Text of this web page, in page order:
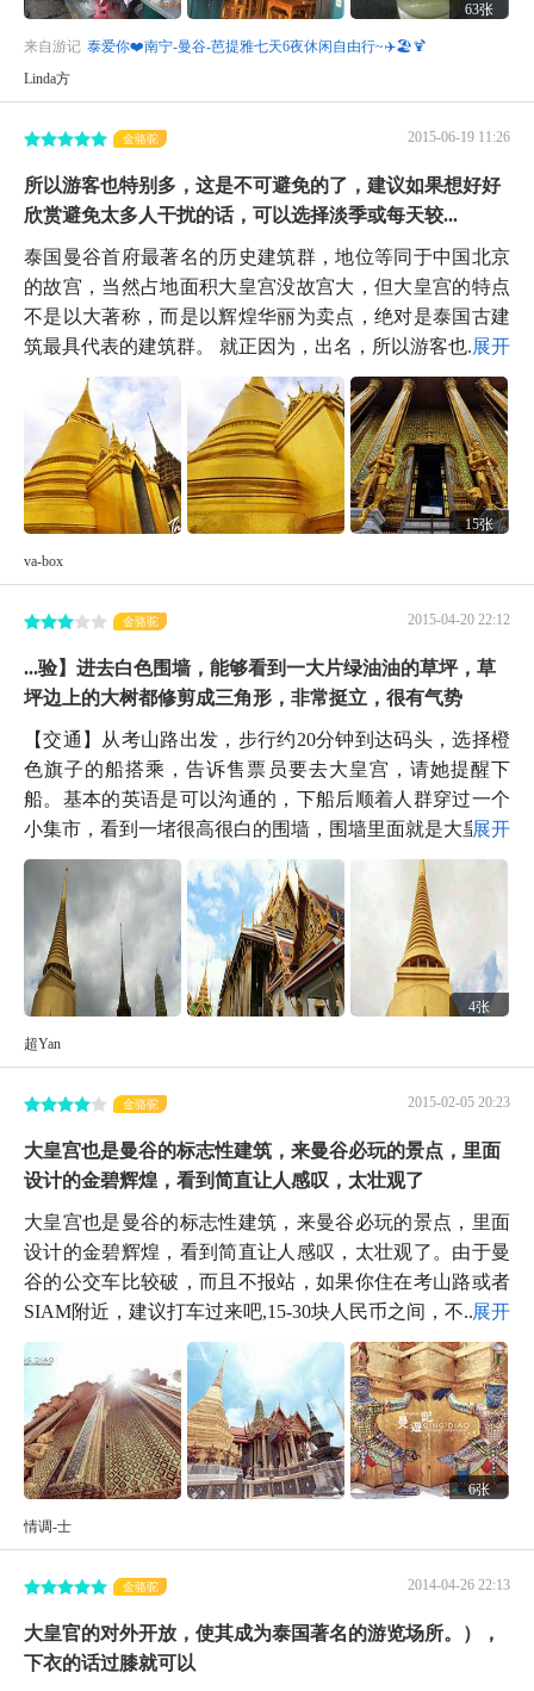
63张
来自游记 泰爱你❤️南宁-曼谷-芭提雅七天6夜休闲自由行~✈️🏖️🍹
Linda方
2015-06-19 11:26
金骆驼
所以游客也特别多，这是不可避免的了，建议如果想好好
欣赏避免太多人干扰的话，可以选择淡季或每天较...
泰国曼谷首府最著名的历史建筑群，地位等同于中国北京
的故宫，当然占地面积大皇宫没故宫大，但大皇宫的特点
不是以大著称，而是以辉煌华丽为卖点，绝对是泰国古建
筑最具代表的建筑群。 就正因为，出名，所以游客也...展开
15张
va-box
2015-04-20 22:12
金骆驼
...验】进去白色围墙，能够看到一大片绿油油的草坪，草
坪边上的大树都修剪成三角形，非常挺立，很有气势
【交通】从考山路出发，步行约20分钟到达码头，选择橙
色旗子的船搭乘，告诉售票员要去大皇宫，请她提醒下
船。基本的英语是可以沟通的，下船后顺着人群穿过一个
小集市，看到一堵很高很白的围墙，围墙里面就是大皇...
展开
4张
超Yan
2015-02-05 20:23
金骆驼
大皇宫也是曼谷的标志性建筑，来曼谷必玩的景点，里面
设计的金碧辉煌，看到简直让人感叹，太壮观了
大皇宫也是曼谷的标志性建筑，来曼谷必玩的景点，里面
设计的金碧辉煌，看到简直让人感叹，太壮观了。由于曼
谷的公交车比较破，而且不报站，如果你住在考山路或者
SIAM附近，建议打车过来吧,15-30块人民币之间，不...展开
6张
情调-士
2014-04-26 22:13
金骆驼
大皇官的对外开放，使其成为泰国著名的游览场所。），
下衣的话过膝就可以